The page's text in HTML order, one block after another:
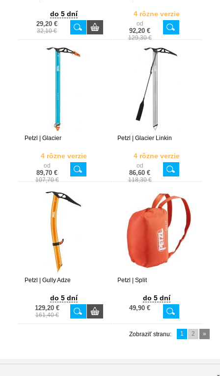
do 5 dní
29,20 €
32,10 €
4 rôzne verzie
od
92,20 €
129,30 €
Petzl | Glacier
4 rôzne verzie
od
89,70 €
107,70 €
Petzl | Glacier Linkin
4 rôzne verzie
od
86,60 €
118,30 €
Petzl | Gully Adze
do 5 dní
129,20 €
161,40 €
Petzl | Split
do 5 dní
49,90 €
Zobraziť stranu: 1 2 »